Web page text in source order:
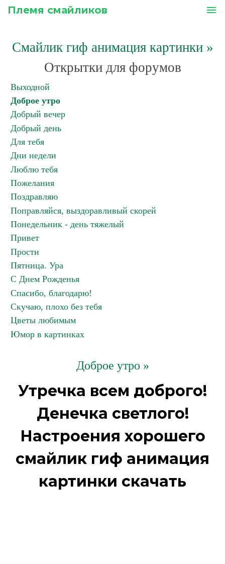
Племя смайликов menu
Смайлик гиф анимация картинки»
Открытки для форумов
Выходной
Доброе утро
Добрый вечер
Добрый день
Для тебя
Дни недели
Люблю тебя
Пожелания
Поздравляю
Поправляйся, выздоравливый скорей
Понедельник - день тяжелый
Привет
Прости
Пятница. Ура
С Днем Рожденья
Спасибо, благодарю!
Скучаю, плохо без тебя
Цветы любимым
Юмор в картинках
Доброе утро »
Утречка всем доброго!
Денечка светлого!
Настроения хорошего
смайлик гиф анимация
картинки скачать